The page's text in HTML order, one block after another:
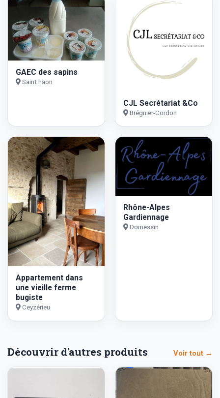
GAEC des sapins
Saint haon
CJL Secrétariat &Co
Brégnier-Cordon
Appartement dans
une vieille ferme
bugiste
Ceyzérieu
Rhône-Alpes
Gardiennage
Domessin
Découvrir d'autres produits Voir tout →